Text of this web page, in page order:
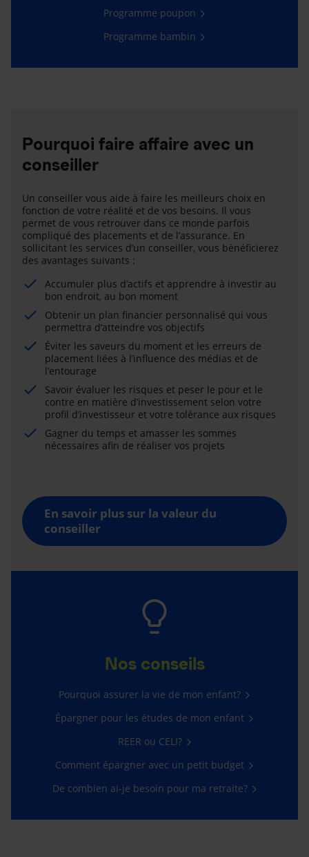
Programme poupon
Programme bambin
Pourquoi faire affaire avec un
conseiller
Un conseiller vous aide à faire les meilleurs choix en
fonction de votre réalité et de vos besoins. Il vous
permet de vous retrouver dans ce monde parfois
compliqué des placements et de l’assurance. En
sollicitant les services d’un conseiller, vous bénéficierez
des avantages suivants :
Accumuler plus d’actifs et apprendre à investir au
bon endroit, au bon moment
Obtenir un plan financier personnalisé qui vous
permettra d’atteindre vos objectifs
Éviter les saveurs du moment et les erreurs de
placement liées à l’influence des médias et de
l’entourage
Savoir évaluer les risques et peser le pour et le
contre en matière d’investissement selon votre
profil d’investisseur et votre tolérance aux risques
Gagner du temps et amasser les sommes
nécessaires afin de réaliser vos projets
En savoir plus sur la valeur du
conseiller
Nos conseils
Pourquoi assurer la vie de mon enfant?
Épargner pour les études de mon enfant
REER ou CELI?
Comment épargner avec un petit budget
De combien ai-je besoin pour ma retraite?